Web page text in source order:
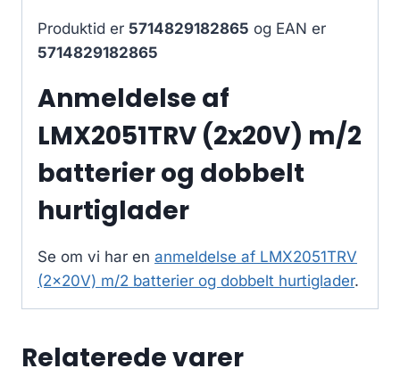
Produktid er 5714829182865 og EAN er
5714829182865
Anmeldelse af
LMX2051TRV (2x20V) m/2
batterier og dobbelt
hurtiglader
Se om vi har en anmeldelse af LMX2051TRV
(2x20V) m/2 batterier og dobbelt hurtiglader.
Relaterede varer